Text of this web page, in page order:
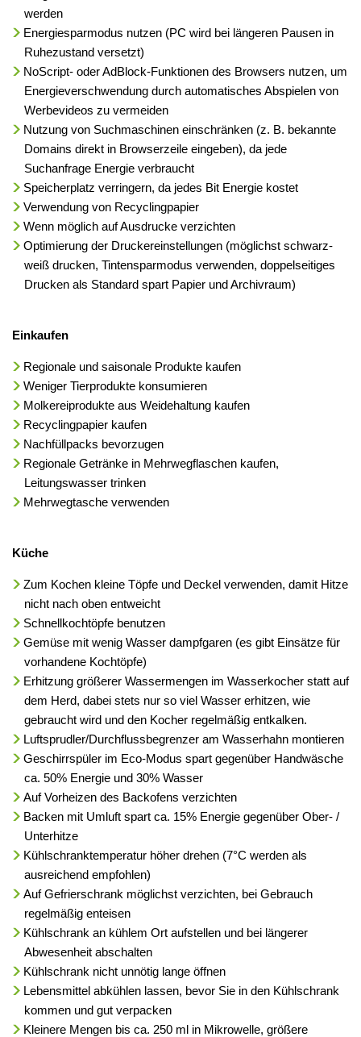
werden
Energiesparmodus nutzen (PC wird bei längeren Pausen in
Ruhezustand versetzt)
NoScript- oder AdBlock-Funktionen des Browsers nutzen, um
Energieverschwendung durch automatisches Abspielen von
Werbevideos zu vermeiden
Nutzung von Suchmaschinen einschränken (z. B. bekannte
Domains direkt in Browserzeile eingeben), da jede
Suchanfrage Energie verbraucht
Speicherplatz verringern, da jedes Bit Energie kostet
Verwendung von Recyclingpapier
Wenn möglich auf Ausdrucke verzichten
Optimierung der Druckereinstellungen (möglichst schwarz-
weiß drucken, Tintensparmodus verwenden, doppelseitiges
Drucken als Standard spart Papier und Archivraum)
Einkaufen
Regionale und saisonale Produkte kaufen
Weniger Tierprodukte konsumieren
Molkereiprodukte aus Weidehaltung kaufen
Recyclingpapier kaufen
Nachfüllpacks bevorzugen
Regionale Getränke in Mehrwegflaschen kaufen,
Leitungswasser trinken
Mehrwegtasche verwenden
Küche
Zum Kochen kleine Töpfe und Deckel verwenden, damit Hitze
nicht nach oben entweicht
Schnellkochtöpfe benutzen
Gemüse mit wenig Wasser dampfgaren (es gibt Einsätze für
vorhandene Kochtöpfe)
Erhitzung größerer Wassermengen im Wasserkocher statt auf
dem Herd, dabei stets nur so viel Wasser erhitzen, wie
gebraucht wird und den Kocher regelmäßig entkalken.
Luftsprudler/Durchflussbegrenzer am Wasserhahn montieren
Geschirrspüler im Eco-Modus spart gegenüber Handwäsche
ca. 50% Energie und 30% Wasser
Auf Vorheizen des Backofens verzichten
Backen mit Umluft spart ca. 15% Energie gegenüber Ober- /
Unterhitze
Kühlschranktemperatur höher drehen (7°C werden als
ausreichend empfohlen)
Auf Gefrierschrank möglichst verzichten, bei Gebrauch
regelmäßig enteisen
Kühlschrank an kühlem Ort aufstellen und bei längerer
Abwesenheit abschalten
Kühlschrank nicht unnötig lange öffnen
Lebensmittel abkühlen lassen, bevor Sie in den Kühlschrank
kommen und gut verpacken
Kleinere Mengen bis ca. 250 ml in Mikrowelle, größere